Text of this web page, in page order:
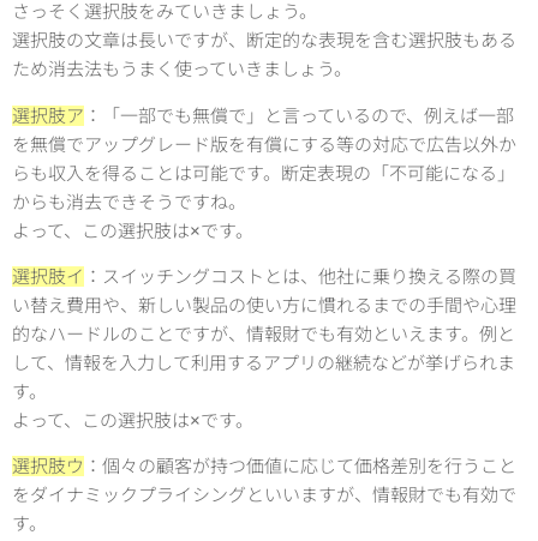
さっそく選択肢をみていきましょう。
選択肢の文章は長いですが、断定的な表現を含む選択肢もある
ため消去法もうまく使っていきましょう。
選択肢ア ：「一部でも無償で」と言っているので、例えば一部
を無償でアップグレード版を有償にする等の対応で広告以外か
らも収入を得ることは可能です。断定表現の「不可能になる」
からも消去できそうですね。
よって、この選択肢は×です。
選択肢イ ：スイッチングコストとは、他社に乗り換える際の買
い替え費用や、新しい製品の使い方に慣れるまでの手間や心理
的なハードルのことですが、情報財でも有効といえます。例と
して、情報を入力して利用するアプリの継続などが挙げられま
す。
よって、この選択肢は×です。
選択肢ウ ：個々の顧客が持つ価値に応じて価格差別を行うこと
をダイナミックプライシングといいますが、情報財でも有効で
す。